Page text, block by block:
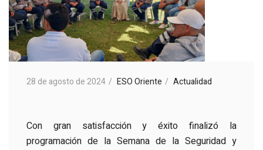
28 de agosto de 2024 ESO Oriente Actualidad
Con gran satisfacción y éxito finalizó la
programación de la Semana de la Seguridad y